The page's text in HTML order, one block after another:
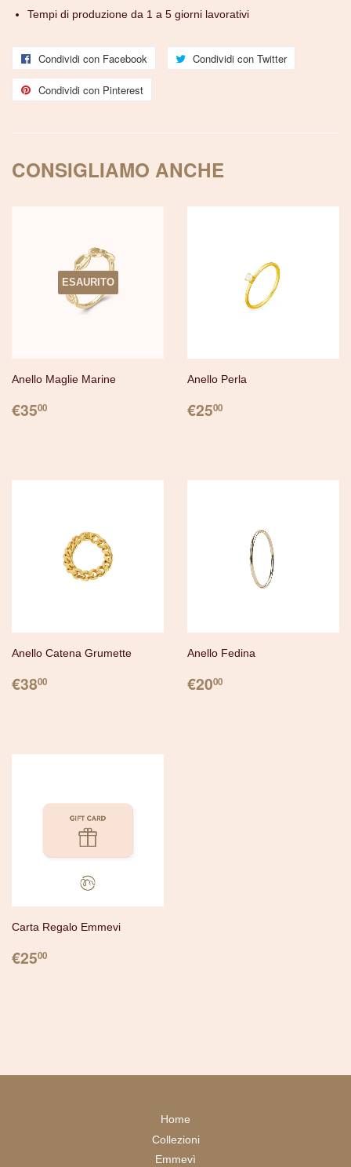
Tempi di produzione da 1 a 5 giorni lavorativi
Condividi con Facebook
CondividiCondividi con Twitter
Condividi con Pinterest
Pinterest
CONSIGLIAMO ANCHE
ESAURITO
Anello Maglie Marine
PREZZO
€3500
Anello Perla
PREZZO
€2500
Anello Catena Grumette
PREZZO
€3800
Anello Fedina
PREZZO
€2000
Carta Regalo Emmevi
PREZZO
€2500
Home
Collezioni
Emmevì